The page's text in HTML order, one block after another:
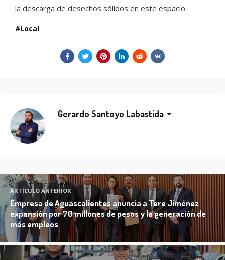
la descarga de desechos sólidos en este espacio.
Local
Gerardo Santoyo Labastida
ARTÍCULO ANTERIOR
Empresa de Aguascalientes anuncia a Tere Jiménez
expansión por 70 millones de pesos y la generación de
más empleos